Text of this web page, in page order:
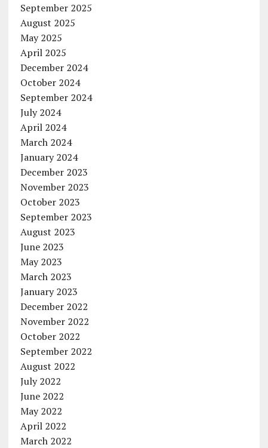
September 2025
August 2025
May 2025
April 2025
December 2024
October 2024
September 2024
July 2024
April 2024
March 2024
January 2024
December 2023
November 2023
October 2023
September 2023
August 2023
June 2023
May 2023
March 2023
January 2023
December 2022
November 2022
October 2022
September 2022
August 2022
July 2022
June 2022
May 2022
April 2022
March 2022